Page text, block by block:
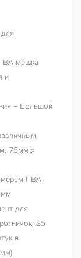
мешка
и
– Большой
75мм х
ПВА-
для
25
в